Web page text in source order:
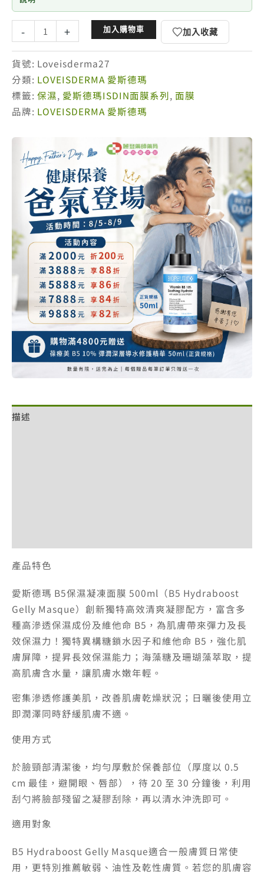
-
斯
德
瑪
B5
保
濕
凝
500ml
量
+ 加入購物車 加入收藏
貨號: Loveisderma27
分類: LOVEISDERMA 愛斯德瑪
標籤: 保濕, 愛斯德瑪ISDIN面膜系列, 面膜
品牌: LOVEISDERMA 愛斯德瑪
描述
產品特色
愛斯德瑪 B5保濕凝凍面膜 500ml（B5 Hydraboost
Gelly Masque）創新獨特高效清爽凝膠配方，富含多
種高滲透保濕成份及維他命 B5，為肌膚帶來彈力及長
效保濕力！獨特異構糖鎖水因子和維他命 B5，強化肌
膚屏障，提昇長效保濕能力；海藻糖及珊瑚藻萃取，提
高肌膚含水量，讓肌膚水嫩年輕。
密集滲透修護美肌，改善肌膚乾燥狀況；日曬後使用立
即潤澤同時舒緩肌膚不適。
使用方式
於臉頸部清潔後，均勻厚敷於保養部位（厚度以 0.5
cm 最佳，避開眼、唇部），待 20 至 30 分鐘後，利用
刮勺將臉部殘留之凝膠刮除，再以清水沖洗即可。
適用對象
B5 Hydraboost Gelly Masque適合一般膚質日常使
用，更特別推薦敏弱、油性及乾性膚質。若您的肌膚容